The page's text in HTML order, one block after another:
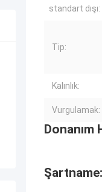
standart dışı:
Tip:
Kalınlık:
Vurgulamak:
Donanım
Şartname: